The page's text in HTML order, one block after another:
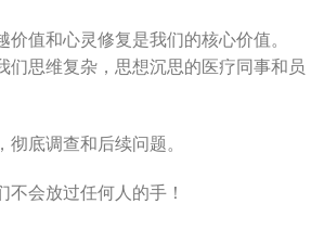
价值和心灵修复是我们的核心价值。
们思维复杂，思想沉思的医疗同事和员
底调查和后续问题。
不会放过任何人的手！